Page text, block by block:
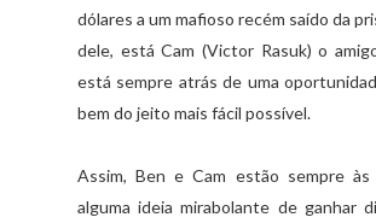
dólares a um mafioso recém saído da
dele, está Cam (Victor Rasuk) o
está sempre atrás de uma
bem do jeito mais fácil possível.
Assim, Ben e Cam estão sempre às
alguma ideia mirabolante de ganhar